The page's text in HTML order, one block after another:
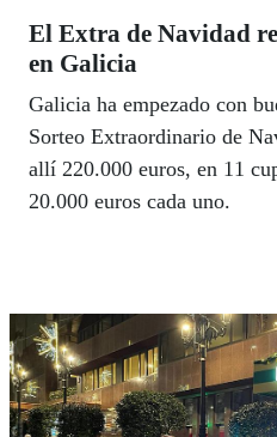
El Extra de Navidad
en Galicia
Galicia ha empezado con
Sorteo Extraordinario de
allí 220.000 euros, en 11
20.000 euros cada uno.